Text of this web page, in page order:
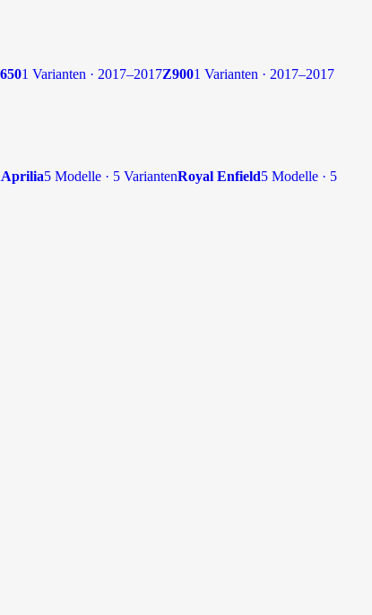
1 Varianten · 2017–2017Z9001 Varianten · 2017–2017
Aprilia5 Modelle · 5 VariantenRoyal Enfield5 Modelle · 5